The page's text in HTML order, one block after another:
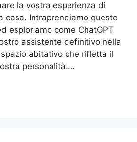
la vostra esperienza di
casa. Intraprendiamo questo
esploriamo come ChatGPT
assistente definitivo nella
abitativo che rifletta il
personalità.…